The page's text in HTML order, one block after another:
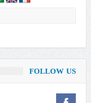
FOLLOW US